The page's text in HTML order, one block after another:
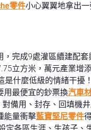
零件小心翼翼地拿出
完成9處灌區續建配
立方米，萬元產業增
什麼低級的情緒干
用最便宜的鈔票換汽車
備用、封存、回填機
能量衝擊藍寶堅尼零件
定各區生涯、生孩子、